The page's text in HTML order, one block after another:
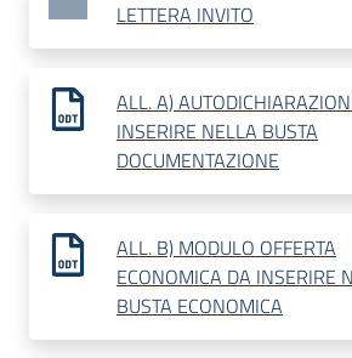
LETTERA INVITO
ALL. A)
INSERIRE NELLA BUSTA
DOCUMENTAZIONE
ALL. B) MODULO OFFERTA
ECONOMICA DA INSERIRE
BUSTA ECONOMICA